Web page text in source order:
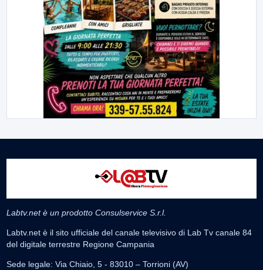
Labtv.net è un prodotto Consulservice S.r.l.
Labtv.net è il sito ufficiale del canale televisivo di Lab Tv canale 84
del digitale terrestre Regione Campania
Sede legale: Via Chiaio, 5 - 83010 – Torrioni (AV)